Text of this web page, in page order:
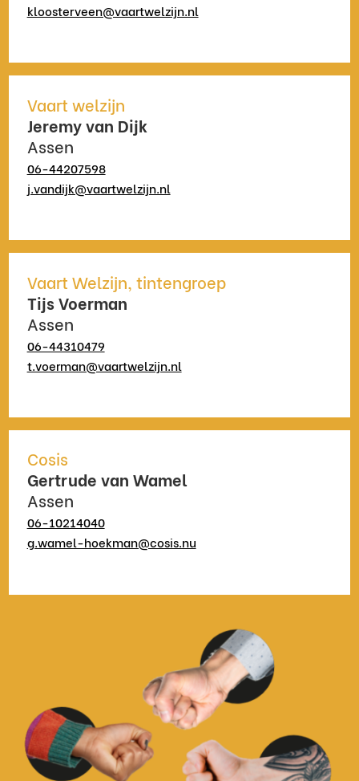
kloosterveen@vaartwelzijn.nl
Vaart welzijn
Jeremy van Dijk
Assen
06-44207598
j.vandijk@vaartwelzijn.nl
Vaart Welzijn, tintengroep
Tijs Voerman
Assen
06-44310479
t.voerman@vaartwelzijn.nl
Cosis
Gertrude van Wamel
Assen
06-10214040
g.wamel-hoekman@cosis.nu